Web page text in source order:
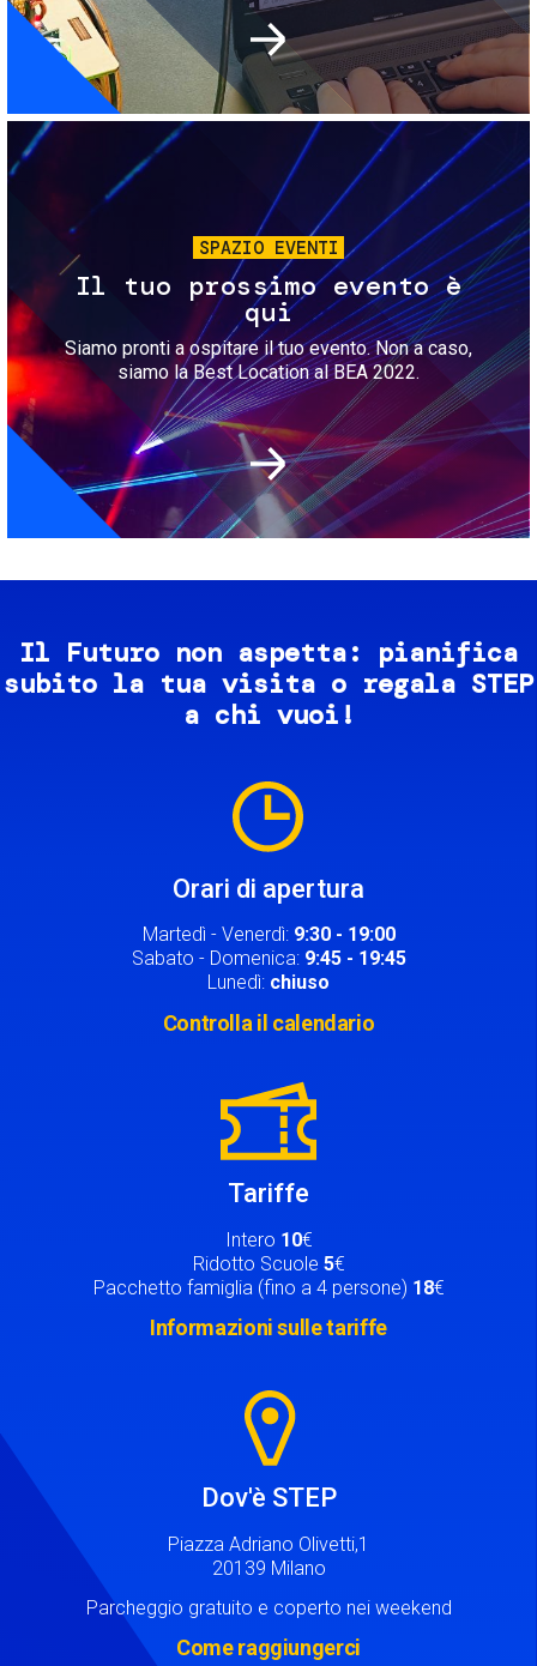
Immagine
SPAZIO EVENTI
Il tuo prossimo evento è
qui
Siamo pronti a ospitare il tuo evento. Non a caso,
siamo la Best Location al BEA 2022.
Il Futuro non aspetta: pianifica
subito la tua visita o regala STEP
a chi vuoi!
Orari di apertura
Martedì - Venerdì: 9:30 - 19:00
Sabato - Domenica: 9:45 - 19:45
Lunedì: chiuso
Controlla il calendario
Tariffe
Intero 10€
Ridotto Scuole 5€
Pacchetto famiglia (fino a 4 persone) 18€
Informazioni sulle tariffe
Dov'è STEP
Piazza Adriano Olivetti,1
20139 Milano
Parcheggio gratuito e coperto nei weekend
Come raggiungerci